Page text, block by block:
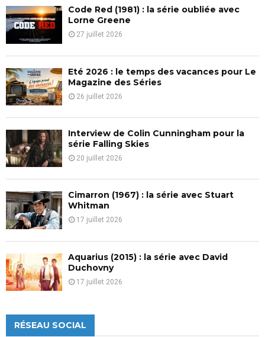
f
o
r
:
C
Code Red (1981) : la série oubliée avec
Lorne Greene
27 juillet 2026
Eté 2026 : le temps des vacances pour Le
Magazine des Séries
26 juillet 2026
Interview de Colin Cunningham pour la
série Falling Skies
20 juillet 2026
Cimarron (1967) : la série avec Stuart
Whitman
17 juillet 2026
Aquarius (2015) : la série avec David
Duchovny
17 juillet 2026
RÉSEAU SOCIAL